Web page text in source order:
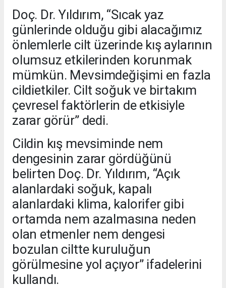
Doç. Dr. Yıldırım, “Sıcak yaz
günlerinde olduğu gibi alacağımız
önlemlerle cilt üzerinde kış aylarının
olumsuz etkilerinden korunmak
mümkün. Mevsimdeğişimi en fazla
cildietkiler. Cilt soğuk ve birtakım
çevresel faktörlerin de etkisiyle
zarar görür” dedi.
Cildin kış mevsiminde nem
dengesinin zarar gördüğünü
belirten Doç. Dr. Yıldırım, “Açık
alanlardaki soğuk, kapalı
alanlardaki klima, kalorifer gibi
ortamda nem azalmasına neden
olan etmenler nem dengesi
bozulan ciltte kuruluğun
görülmesine yol açıyor” ifadelerini
kullandı.